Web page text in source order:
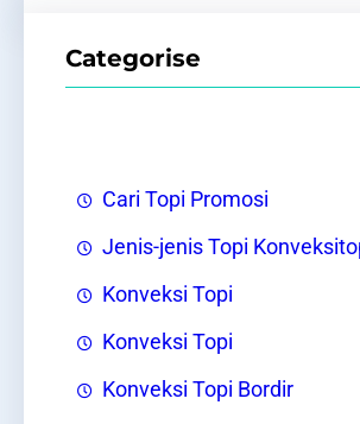
Categorise
Cari Topi Promosi
Jenis-jenis Topi
Konveksi Topi
Konveksi Topi
Konveksi Topi Bordir